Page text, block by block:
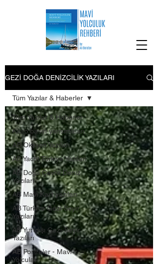
GEZİ DOĞA DENİZCİLİK YAZILARI
Tüm Yazılar & Haberler
Kitap basın yansımaları
AB Oksijen Yazıları
AB Yacht Türkiye Yazıları
AB Doğa Çevre Deniz
Yazıları
AB Mavi Kart yazıları
AB Türkiye Gezi-Seyir
Yazıları
AB Yurtdışı Gezi-Seyir
Yazıları
AB Portreler - Mavi
Yolcular
Tüm Yazılar & Haberler